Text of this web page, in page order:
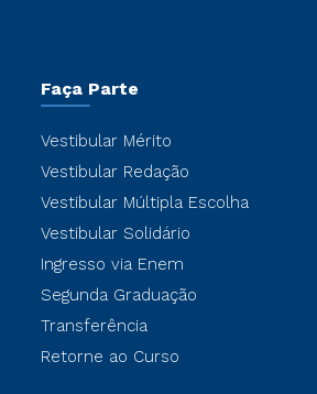
Faça Parte
Vestibular Mérito
Vestibular Redação
Vestibular Múltipla Escolha
Vestibular Solidário
Ingresso via Enem
Segunda Graduação
Transferência
Retorne ao Curso